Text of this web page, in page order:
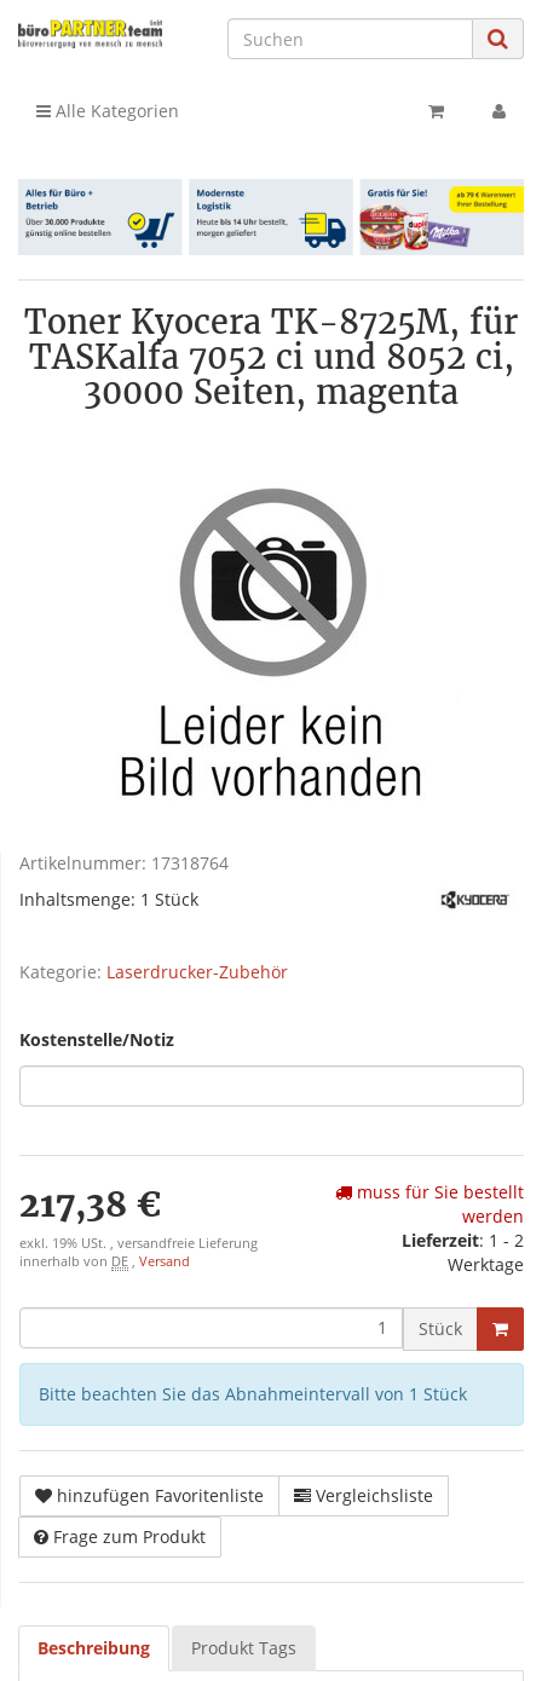
Alle Kategorien
Toner Kyocera TK-8725M, für
TASKalfa 7052 ci und 8052 ci,
30000 Seiten, magenta
Artikelnummer: 17318764
Inhaltsmenge: 1 Stück
Kategorie: Laserdrucker-Zubehör
Kostenstelle/Notiz
217,38 €
exkl. 19% USt. , versandfreie Lieferung
innerhalb von DE , Versand
muss für Sie bestellt
werden
Lieferzeit: 1 - 2
Werktage
Stück
Bitte beachten Sie das Abnahmeintervall von 1 Stück
hinzufügen Favoritenliste
Vergleichsliste
Frage zum Produkt
Beschreibung Produkt Tags